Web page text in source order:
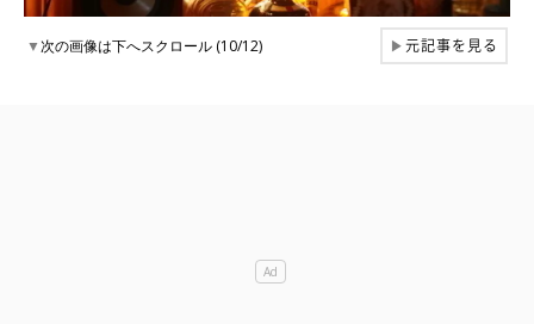
▼次の画像は下へスクロール (10/12) ▶元記事を見る